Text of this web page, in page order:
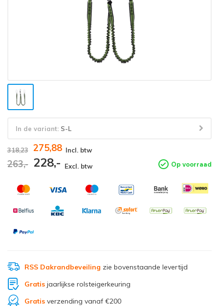
In de variant: S-L
318,23 275,88 Incl. btw
263,- 228,- Excl. btw Op voorraad
RSS Dakrandbeveiling zie bovenstaande levertijd
Gratisjaarlijkse rolsteigerkeuring
Gratisverzending vanaf €200